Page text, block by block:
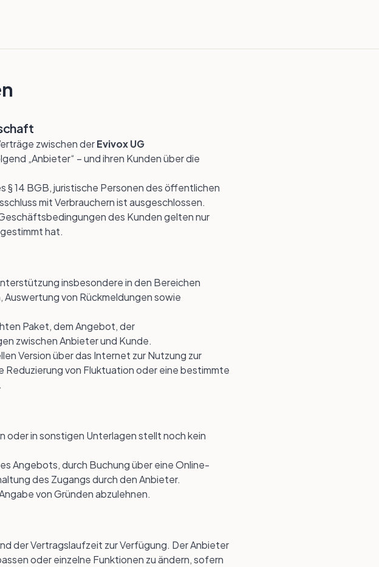
zwischen derEvivox UG
„Anbieter“ – und ihren Kunden über die
§ 14 BGB, juristische Personen des öffentlichen
mit Verbrauchern ist ausgeschlossen.
des Kunden gelten nur
hat.
insbesondere in den Bereichen
von Rückmeldungen sowie
Paket, dem Angebot, der
zwischen Anbieter und Kunde.
Version über das Internet zur Nutzung zur
von Fluktuation oder eine bestimmte
oder in sonstigen Unterlagen stellt noch kein
Angebots, durch Buchung über eine Online-
des Zugangs durch den Anbieter.
von Gründen abzulehnen.
der Vertragslaufzeit zur Verfügung. Der Anbieter
oder einzelne Funktionen zu ändern, sofern